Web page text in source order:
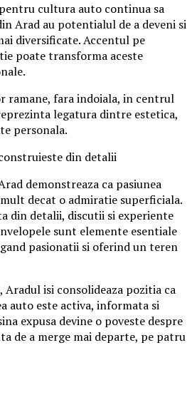
cultura auto continua sa
Arad au potentialul de a deveni si
diversificate. Accentul pe
poate transforma aceste
ramane, fara indoiala, in centrul
legatura dintre estetica,
personala.
din detalii
demonstreaza ca pasiunea
decat o admiratie superficiala.
din detalii, discutii si experiente
sunt elemente esentiale
pasionatii si oferind un teren
Aradul isi consolideaza pozitia ca
auto este activa, informata si
expusa devine o poveste despre
de a merge mai departe, pe patru